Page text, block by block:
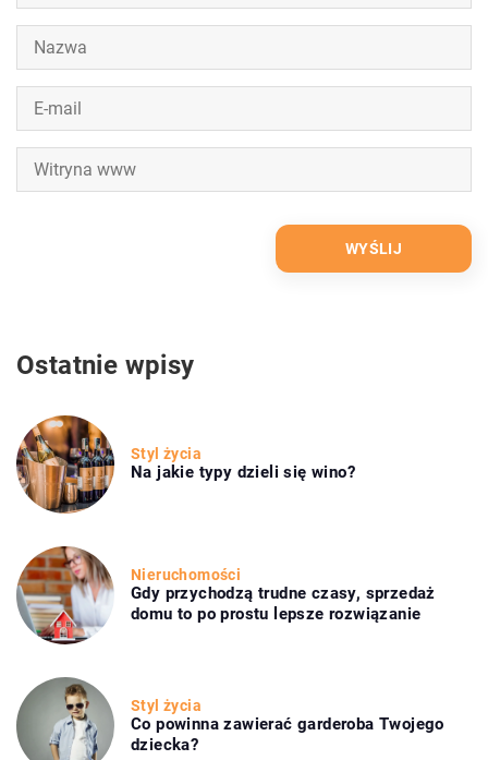
Ostatnie wpisy
Styl życia
Na jakie typy dzieli się wino?
Nieruchomości
Gdy przychodzą trudne czasy, sprzedaż
domu to po prostu lepsze rozwiązanie
Styl życia
Co powinna zawierać garderoba Twojego
dziecka?